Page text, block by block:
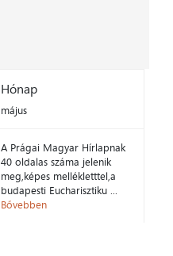
Hónap
május
A Prágai Magyar Hírlapnak
40 oldalas száma jelenik
meg,képes mellékletttel,a
budapesti Eucharisztiku ...
Bővebben